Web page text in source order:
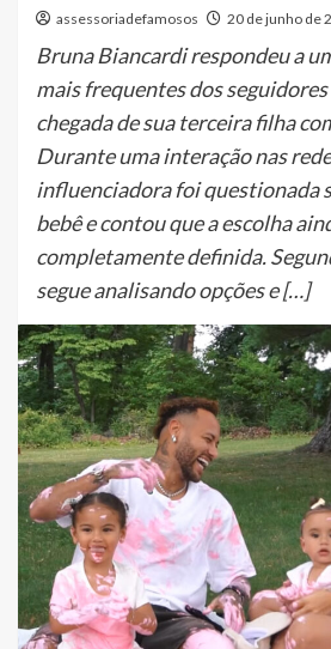
assessoriadefamosos 20 de junho de
Bruna Biancardi respondeu a
mais frequentes dos
chegada de sua terceira filha
Durante uma interação nas
influenciadora foi questionada
bebê e contou que a escolha
completamente definida.
segue analisando opções e […]